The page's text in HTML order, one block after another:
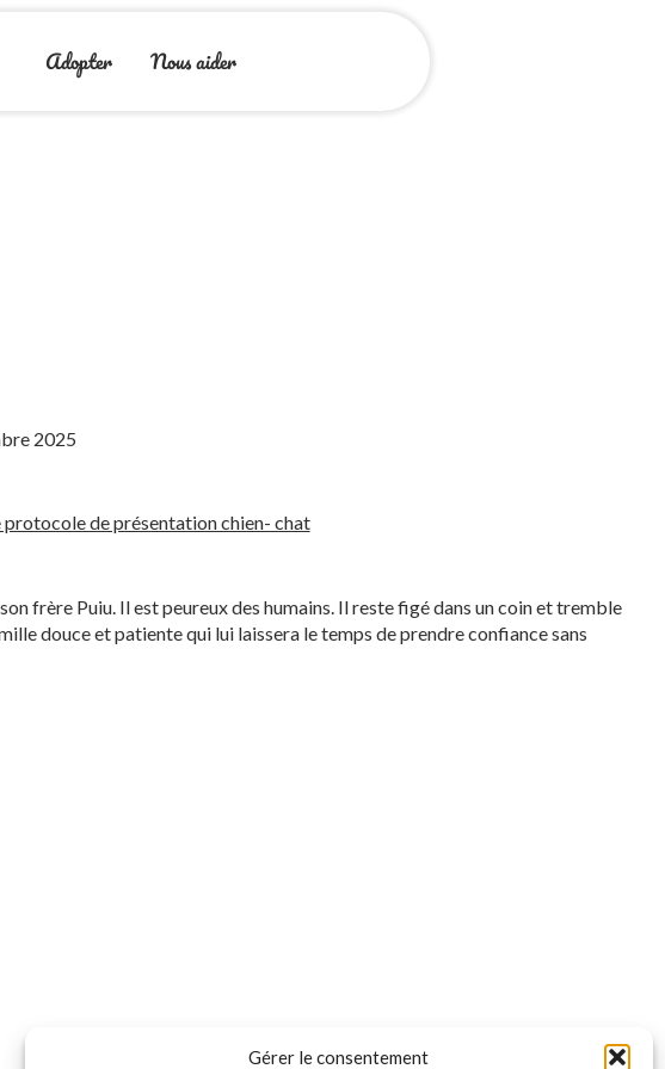
Gérer le consentement
Adopter Nous aider
2025
de présentation chien- chat
frère Puiu. Il est peureux des humains. Il reste figé dans un coin et tremble
douce et patiente qui lui laissera le temps de prendre confiance sans